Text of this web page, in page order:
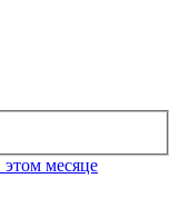
этом месяце